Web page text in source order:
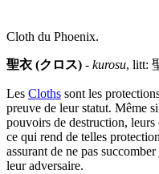
Cloth du Phoenix.
聖衣 (クロス) - kurosu, litt:
Les Cloths sont les
preuve de leur statut. Même
pouvoirs de destruction, leurs
ce qui rend de telles
assurant de ne pas
leur adversaire.